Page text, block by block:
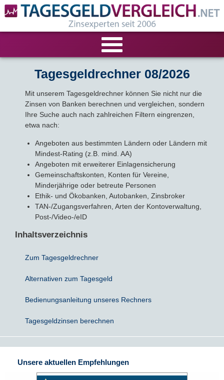
VERGLEICHE
Tagesgeld-Vergleich
Zinsvergleich
Tagesgeld mit Zinsgarantie
Nachhaltige Banken
RECHNER
Festgeldrechner
Tagesgeld-Test
Festgeld-Test
Zinsbroker-Test
FIRMENANGEBOTE
Firmentagesgeld
Firmenfestgeld
ANLAGEALTERNATIVEN
Geldmarkt-ETFs
Sparplan
Broker mit Zinsen
Robo-Advisor
Depotwechsel
RATGEBER
Statistiken
Impressum
Über uns
Datenschutz
Tagesgeldrechner 08/2026
Mit unserem Tagesgeldrechner können Sie nicht nur die
Zinsen von Banken berechnen und vergleichen, sondern
Ihre Suche auch nach zahlreichen Filtern eingrenzen,
etwa nach:
Angeboten aus bestimmten Ländern oder Ländern mit
Mindest-Rating (z.B. mind. AA)
Angeboten mit erweiterer Einlagensicherung
Gemeinschaftskonten, Konten für Vereine,
Minderjährige oder betreute Personen
Ethik- und Ökobanken, Autobanken, Zinsbroker
TAN-/Zugangsverfahren, Arten der Kontoverwaltung,
Post-/Video-/eID
Inhaltsverzeichnis
Zum Tagesgeldrechner
Alternativen zum Tagesgeld
Bedienungsanleitung unseres Rechners
Tagesgeldzinsen berechnen
Unsere aktuellen Empfehlungen